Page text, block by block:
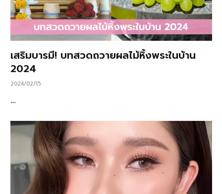
เสริมบารมี! บทสวดถวายผลไม้หิ้งพระในบ้าน
2024
2024/02/15
…